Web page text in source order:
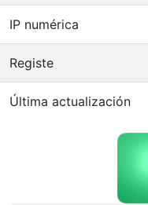
IP numérica
Registe
Última actualización